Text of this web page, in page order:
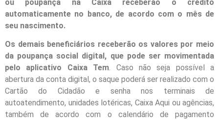
ou poupança na Caixa receberão o crédito
automaticamente no banco, de acordo com o mês de
seu nascimento.
Os demais beneficiários receberão os valores por meio
da poupança social digital, que pode ser movimentada
pelo aplicativo Caixa Tem. Caso não seja possível a
abertura da conta digital, o saque poderá ser realizado com o
Cartão do Cidadão e senha nos terminais de
autoatendimento, unidades lotéricas, Caixa Aqui ou agências,
também de acordo com o calendário de pagamento